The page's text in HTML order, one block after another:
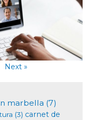
Next »
marbella (7)
(3) carnet de